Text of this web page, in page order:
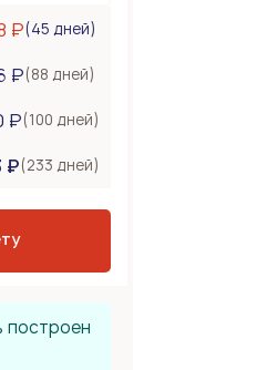
₽(45 дней)
₽(88 дней)
₽(100 дней)
₽(233 дней)
построен